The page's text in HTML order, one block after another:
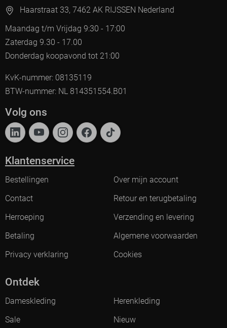
Haarstraat 33, 7462 AK RIJSSEN Nederland
Maandag t/m Vrijdag 9:30 - 17:00
Zaterdag 9.30 - 17.00
Donderdag koopavond tot 21:00
KvK-nummer: 08135119
BTW-nummer: NL 814351554.B01
Volg ons
Klantenservice
Bestellingen
Over mijn account
Contact
Retour en terugbetaling
Herroeping
Verzending en levering
Betaling
Algemene voorwaarden
Privacy verklaring
Cookies
Ontdek
Dameskleding
Herenkleding
Sale
Nieuw